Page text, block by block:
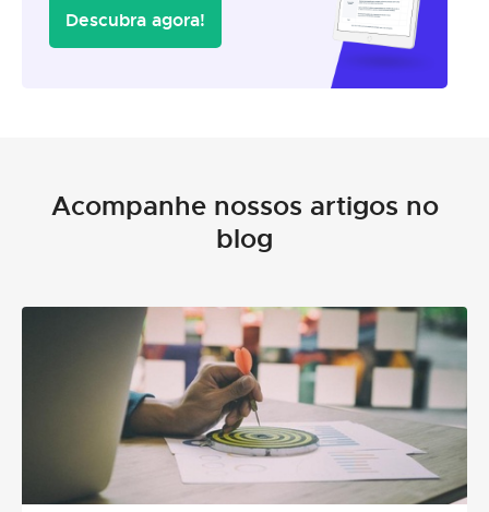
Descubra agora!
Acompanhe nossos artigos no
blog